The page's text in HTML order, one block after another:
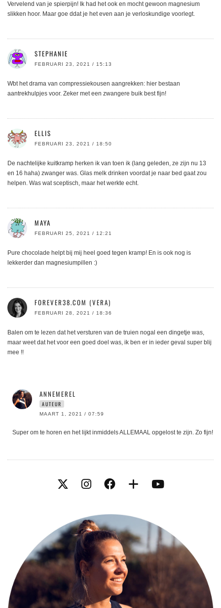
Vervelend van je spierpijn! Ik had het ook en mocht gewoon magnesium
slikken hoor. Maar goe ddat je het even aan je verloskundige voorlegt.
STEPHANIE
FEBRUARI 23, 2021 / 15:13
Wbt het drama van compressiekousen aangrekken: hier bestaan
aantrekhulpjes voor. Zeker met een zwangere buik best fijn!
ELLIS
FEBRUARI 23, 2021 / 18:50
De nachtelijke kuitkramp herken ik van toen ik (lang geleden, ze zijn nu 13
en 16 haha) zwanger was. Glas melk drinken voordat je naar bed gaat zou
helpen. Was wat sceptisch, maar het werkte echt.
MAYA
FEBRUARI 25, 2021 / 12:21
Pure chocolade helpt bij mij heel goed tegen kramp! En is ook nog is
lekkerder dan magnesiumpillen :)
FOREVER38.COM (VERA)
FEBRUARI 28, 2021 / 18:36
Balen om te lezen dat het versturen van de truien nogal een dingetje was,
maar weet dat het voor een goed doel was, ik ben er in ieder geval super blij
mee !!
ANNEMEREL
AUTEUR
MAART 1, 2021 / 07:59
Super om te horen en het lijkt inmiddels ALLEMAAL opgelost te zijn. Zo fijn!